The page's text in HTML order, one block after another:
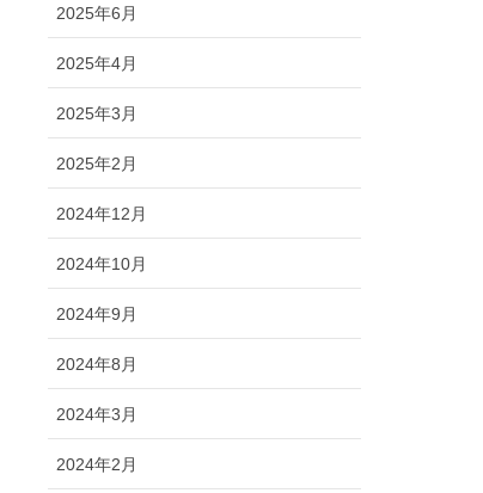
2025年6月
2025年4月
2025年3月
2025年2月
2024年12月
2024年10月
2024年9月
2024年8月
2024年3月
2024年2月